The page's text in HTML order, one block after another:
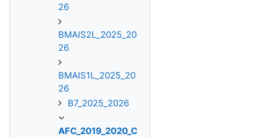
26
BMAIS2L_2025_20
26
BMAIS1L_2025_20
26
B7_2025_2026
AFC_2019_2020_C